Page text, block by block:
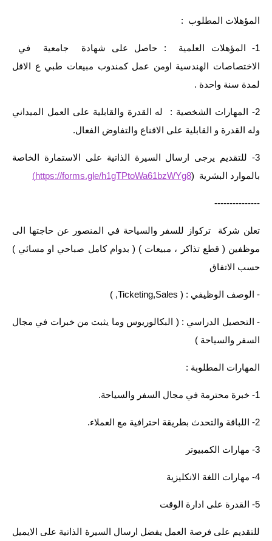
المرحلة الاعدادية
المرحلة الابتدائية
المرحلة المتوسطة
المرحلة الاعدادية
المرحلة المتوسطة
المرحلة الاعدادية
دروس
مواضيع انشاء
المؤهلات المطلوب :
1- المؤهلات العلمية : حاصل على شهادة جامعية في
الاختصاصات الهندسية اومن عمل كمندوب مبيعات طبي ع الاقل
لمدة سنة واحدة .
2- المهارات الشخصية : له القدرة والقابلية على العمل الميداني
وله القدرة و القابلية على الاقناع والتفاوض الفعال.
3- للتقديم يرجى ارسال السيرة الذاتية على الاستمارة الخاصة
بالموارد البشرية (https://forms.gle/h1gTPtoWa61bzWYg8)
---------------
تعلن شركة تركواز للسفر والسياحة في المنصور عن حاجتها الى
موظفين ( قطع تذاكر ، مبيعات ) ( بدوام كامل صباحي او مسائي )
حسب الاتفاق
- الوصف الوظيفي : ( Ticketing,Sales, )
- التحصيل الدراسي : ( البكالوريوس وما يثبت من خبرات في مجال
السفر والسياحة )
المهارات المطلوبة :
1- خبرة محترمة في مجال السفر والسياحة.
2- اللباقة والتحدث بطريقة احترافية مع العملاء.
3- مهارات الكمبيوتر
4- مهارات اللغة الانكليزية
5- القدرة على ادارة الوقت
للتقديم على فرصة العمل يفضل ارسال السيرة الذاتية على الايميل